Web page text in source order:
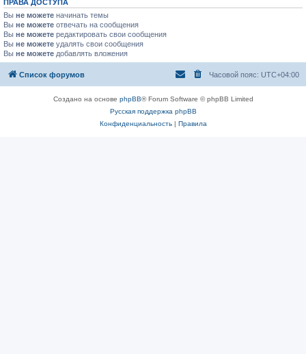
ПРАВА ДОСТУПА
Вы не можете начинать темы
Вы не можете отвечать на сообщения
Вы не можете редактировать свои сообщения
Вы не можете удалять свои сообщения
Вы не можете добавлять вложения
Список форумов Часовой пояс: UTC+04:00
Создано на основе phpBB® Forum Software © phpBB Limited
Русская поддержка phpBB
Конфиденциальность| Правила